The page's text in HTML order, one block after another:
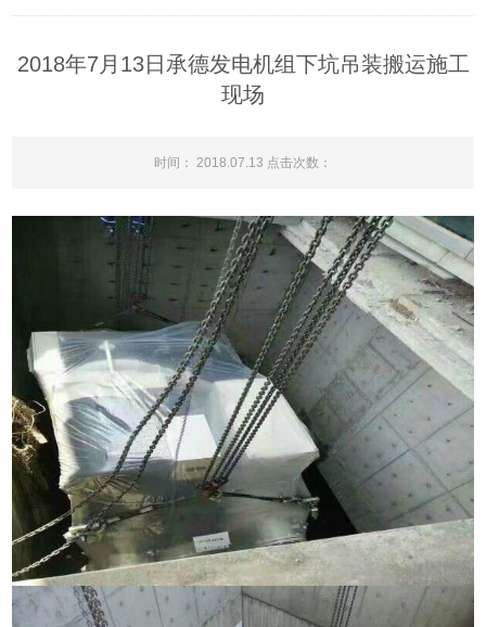
2018年7月13日承德发电机组下坑吊装搬运施工
现场
时间： 2018.07.13 点击次数：